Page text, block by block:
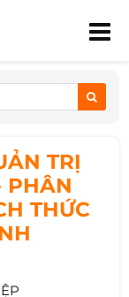
TRỊ
PHÂN
THỨC